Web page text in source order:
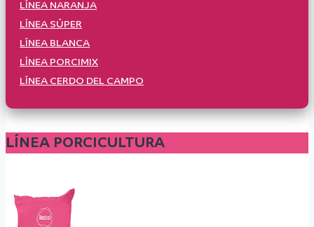
LÍNEA NARANJA
LÍNEA SÚPER
LÍNEA BLANCA
LÍNEA PORCIMIX
LÍNEA CERDO DEL CAMPO
LÍNEA PORCICULTURA